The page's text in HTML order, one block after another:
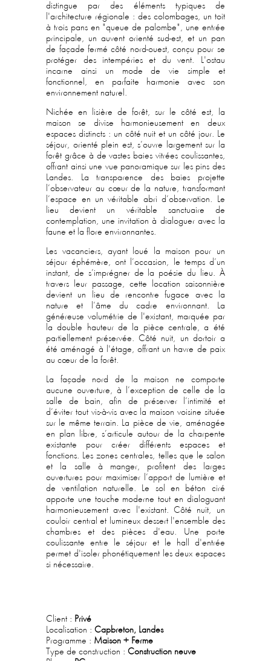
distingue par des éléments typiques de
l'architecture régionale : des colombages, un toit
à trois pans en "queue de palombe", une entrée
principale, un auvent orienté sud-est, et un pan
de façade fermé côté nord-ouest, conçu pour se
protéger des intempéries et du vent. L'ostau
incarne ainsi un mode de vie simple et
fonctionnel, en parfaite harmonie avec son
environnement naturel.
Nichée en lisière de forêt, sur le côté est, la
maison se divise harmonieusement en deux
espaces distincts : un côté nuit et un côté jour. Le
séjour, orienté plein est, s’ouvre largement sur la
forêt grâce à de vastes baies vitrées coulissantes,
offrant ainsi une vue panoramique sur les pins des
Landes. La transparence des baies projette
l’observateur au cœur de la nature, transformant
l’espace en un véritable abri d’observation. Le
lieu devient un véritable sanctuaire de
contemplation, une invitation à dialoguer avec la
faune et la flore environnantes.
Les vacanciers, ayant loué la maison pour un
séjour éphémère, ont l’occasion, le temps d’un
instant, de s’imprégner de la poésie du lieu. À
travers leur passage, cette location saisonnière
devient un lieu de rencontre fugace avec la
nature et l’âme du cadre environnant. La
généreuse volumétrie de l'existant, marquée par
la double hauteur de la pièce centrale, a été
partiellement préservée. Côté nuit, un dortoir a
été aménagé à l'étage, offrant un havre de paix
au cœur de la forêt.
La façade nord de la maison ne comporte
aucune ouverture, à l’exception de celle de la
salle de bain, afin de préserver l’intimité et
d’éviter tout vis-à-vis avec la maison voisine située
sur le même terrain. La pièce de vie, aménagée
en plan libre, s’articule autour de la charpente
existante pour créer différents espaces et
fonctions. Les zones centrales, telles que le salon
et la salle à manger, profitent des larges
ouvertures pour maximiser l’apport de lumière et
de ventilation naturelle. Le sol en béton ciré
apporte une touche moderne tout en dialoguant
harmonieusement avec l'existant. Côté nuit, un
couloir central et lumineux dessert l'ensemble des
chambres et des pièces d'eau. Une porte
coulissante entre le séjour et le hall d'entrée
permet d'isoler phonétiquement les deux espaces
si nécessaire.
Client : Privé
Localisation :Capbreton, Landes
Programme : Maison + Ferme
Type de construction :Construction neuve